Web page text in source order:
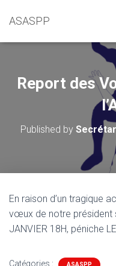
ASASPP
Report des
Published by
En raison d’un tragique
vœux de notre président
JANVIER 18H, péniche
Catégories : ASASPP